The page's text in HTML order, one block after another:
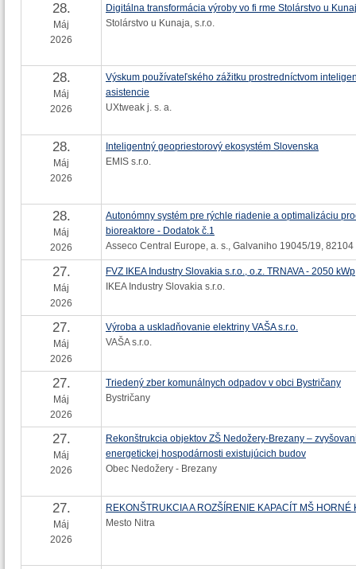
28.
Máj
2026
Digitálna transformácia výroby vo fi rme Stolárstvo u
Stolárstvo u Kunaja, s.r.o.
28.
Máj
2026
Výskum používateľského zážitku prostredníctvom
asistencie
UXtweak j. s. a.
28.
Máj
2026
Inteligentný geopriestorový ekosystém Slovenska
EMIS s.r.o.
28.
Máj
2026
Autonómny systém pre rýchle riadenie a optimalizáciu
bioreaktore - Dodatok č.1
Asseco Central Europe, a. s., Galvaniho 19045/19,
27.
Máj
2026
FVZ IKEA Industry Slovakia s.r.o., o.z. TRNAVA - 2050 kWp
IKEA Industry Slovakia s.r.o.
27.
Máj
2026
Výroba a uskladňovanie elektriny VAŠA s.r.o.
VAŠA s.r.o.
27.
Máj
2026
Triedený zber komunálnych odpadov v obci Bystričany
Bystričany
27.
Máj
2026
Rekonštrukcia objektov ZŠ Nedožery-Brezany –
energetickej hospodárnosti existujúcich budov
Obec Nedožery - Brezany
27.
Máj
2026
REKONŠTRUKCIA A ROZŠÍRENIE KAPACÍT MŠ HORNÉ
Mesto Nitra